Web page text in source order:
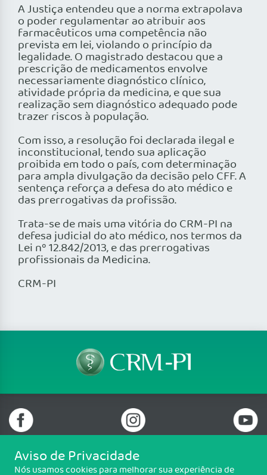
A Justiça entendeu que a norma extrapolava
o poder regulamentar ao atribuir aos
farmacêuticos uma competência não
prevista em lei, violando o princípio da
legalidade. O magistrado destacou que a
prescrição de medicamentos envolve
necessariamente diagnóstico clínico,
atividade própria da medicina, e que sua
realização sem diagnóstico adequado pode
trazer riscos à população.
Com isso, a resolução foi declarada ilegal e
inconstitucional, tendo sua aplicação
proibida em todo o país, com determinação
para ampla divulgação da decisão pelo CFF. A
sentença reforça a defesa do ato médico e
das prerrogativas da profissão.
Trata-se de mais uma vitória do CRM-PI na
defesa judicial do ato médico, nos termos da
Lei nº 12.842/2013, e das prerrogativas
profissionais da Medicina.
CRM-PI
Aviso de Privacidade
Nós usamos cookies para melhorar sua experiência de